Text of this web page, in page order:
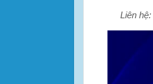
Liên hệ: